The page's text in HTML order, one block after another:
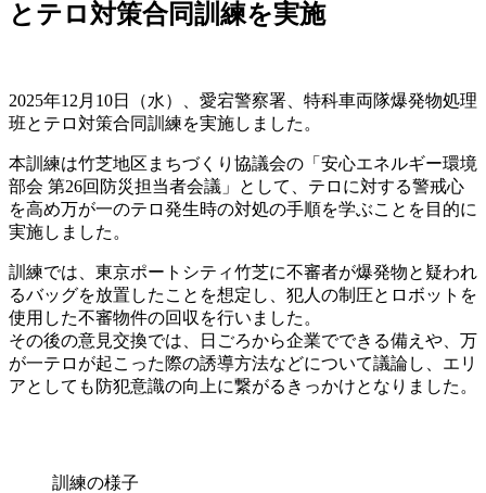
とテロ対策合同訓練を実施
2025年12月10日（水）、愛宕警察署、特科車両隊爆発物処理
班とテロ対策合同訓練を実施しました。
本訓練は竹芝地区まちづくり協議会の「安心エネルギー環境
部会 第26回防災担当者会議」として、テロに対する警戒心
を高め万が一のテロ発生時の対処の手順を学ぶことを目的に
実施しました。
訓練では、東京ポートシティ竹芝に不審者が爆発物と疑われ
るバッグを放置したことを想定し、犯人の制圧とロボットを
使用した不審物件の回収を行いました。
その後の意見交換では、日ごろから企業でできる備えや、万
が一テロが起こった際の誘導方法などについて議論し、エリ
アとしても防犯意識の向上に繋がるきっかけとなりました。
訓練の様子